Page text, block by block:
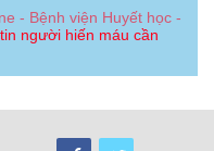
- Bệnh viện Huyết học -
người hiến máu cần